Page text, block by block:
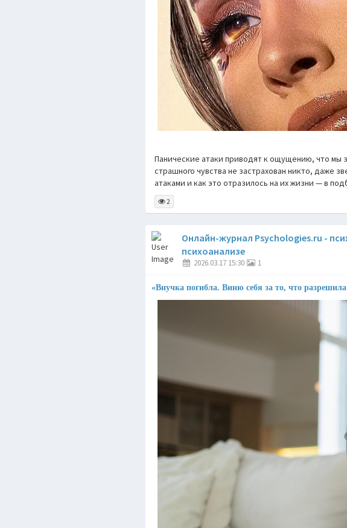
Панические атаки приводят к ощущению, что мы
страшного чувства не застрахован никто, даже
атаками и как это отразилось на их жизни — в
2
Онлайн-журнал Psychologies.ru -
психоанализе
2026.03.17 15:30 1
«Внучка погибла. Виню себя за то, что